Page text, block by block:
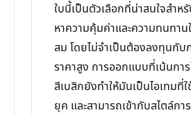
ใบนี้เป็นตัวเลือกที่น่าสนใจสำห
หาความคุ้มค่าและความทนทาน
สม โดยไม่จำเป็นต้องลงทุนกับ
ราคาสูง การออกแบบที่เน้นกา
สีเบสิกยังทำให้มันเป็นไอเทมที่
ยุค และสามารถเข้ากับสไตล์กา